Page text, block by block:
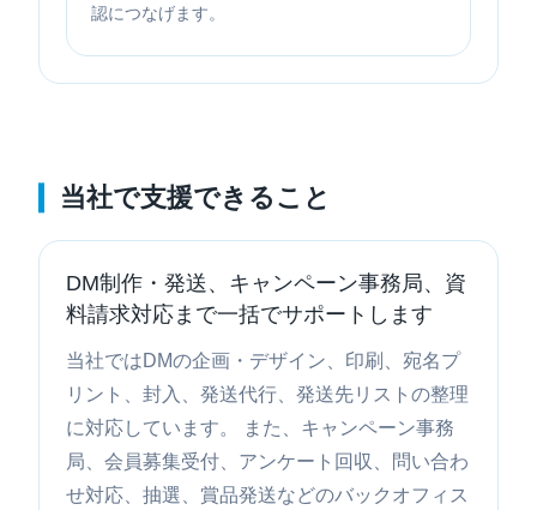
認につなげます。
当社で支援できること
DM制作・発送、キャンペーン事務局、資
料請求対応まで一括でサポートします
当社ではDMの企画・デザイン、印刷、宛名プ
リント、封入、発送代行、発送先リストの整理
に対応しています。 また、キャンペーン事務
局、会員募集受付、アンケート回収、問い合わ
せ対応、抽選、賞品発送などのバックオフィス